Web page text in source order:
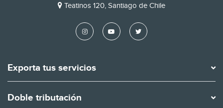
DIRECCIÓN
Teatinos 120, Santiago de Chile
Exporta tus servicios
Doble tributación